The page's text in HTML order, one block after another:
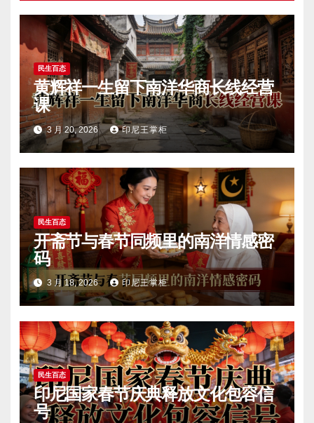
民生百态
黄辉祥一生留下南洋华商长线经营
课
3 月 20, 2026 印尼王掌柜
民生百态
开斋节与春节同频里的南洋情感密
码
3 月 18, 2026 印尼王掌柜
民生百态
印尼国家春节庆典释放文化包容信
号